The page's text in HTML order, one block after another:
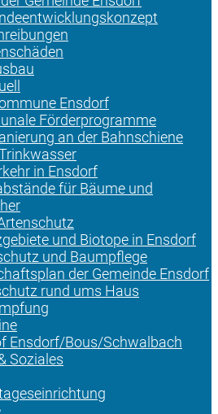
Ensdorf
Förderprogramme
an der Bahnschiene
in Ensdorf
für Bäume und
und Biotope in Ensdorf
und Baumpflege
der Gemeinde Ensdorf
rund ums Haus
Ensdorf/Bous/Schwalbach
Soziales